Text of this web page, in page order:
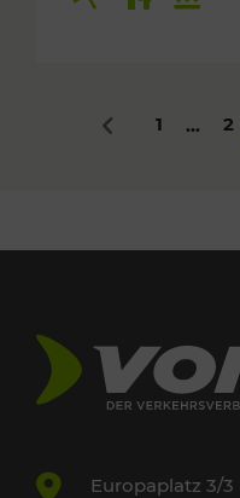
Zurück
1 ... 2
Europaplatz 3/3